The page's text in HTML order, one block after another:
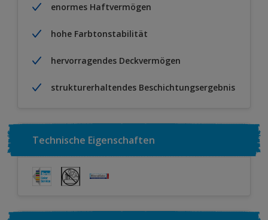
enormes Haftvermögen
hohe Farbtonstabilität
hervorragendes Deckvermögen
strukturerhaltendes Beschichtungsergebnis
Technische Eigenschaften